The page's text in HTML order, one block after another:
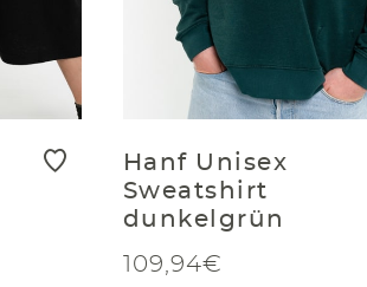
Hanf Unisex
Sweatshirt
dunkelgrün
109,94€